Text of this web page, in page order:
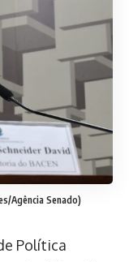
Agência Senado)
Política